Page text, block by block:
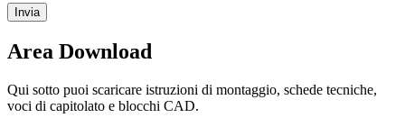
Area Download
Qui sotto puoi scaricare istruzioni di montaggio, schede tecniche,
voci di capitolato e blocchi CAD.